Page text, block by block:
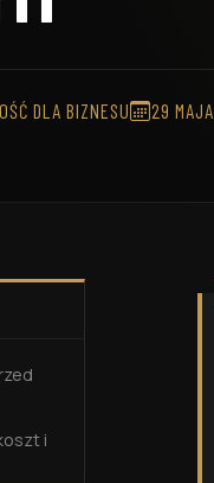
DLA BIZNESU 29
i